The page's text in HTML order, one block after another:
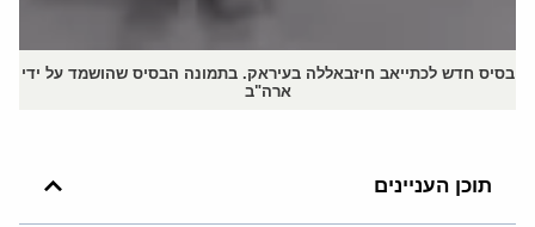
בסיס חדש לכתייאב חיזבאללה בעיראק. בתמונה הבסיס שהושמד על ידי
ארה"ב
תוכן העניינים